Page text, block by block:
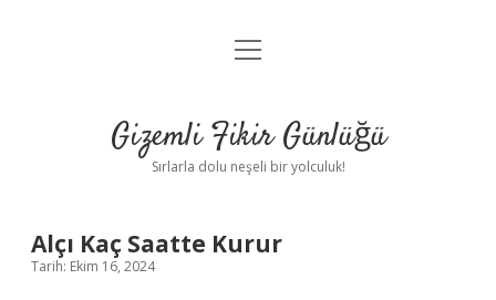
Anasayfa
Yasal Uyarı
menüyü
Gizemli Fikir Günlüğü
Sırlarla dolu neşeli bir yolculuk!
Alçı Kaç Saatte Kurur
Tarih: Ekim 16, 2024